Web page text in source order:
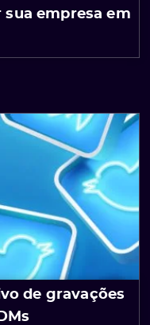
empresa em
de gravações